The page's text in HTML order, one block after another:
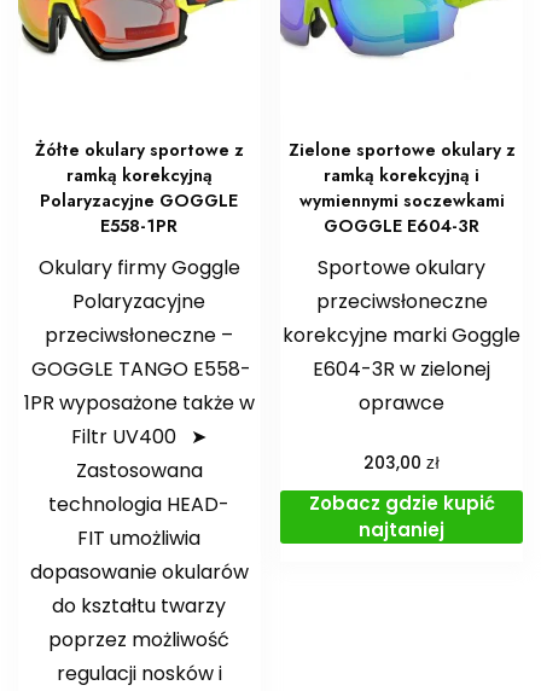
Żółte okulary sportowe z
ramką korekcyjną
Polaryzacyjne GOGGLE
E558-1PR
Okulary firmy Goggle
Polaryzacyjne
przeciwsłoneczne –
GOGGLE TANGO E558-
1PR wyposażone także w
Filtr UV400 ➤
Zastosowana
technologia HEAD-
FIT umożliwia
dopasowanie okularów
do kształtu twarzy
poprzez możliwość
regulacji nosków i
Zielone sportowe okulary z
ramką korekcyjną i
wymiennymi soczewkami
GOGGLE E604-3R
Sportowe okulary
przeciwsłoneczne
korekcyjne marki Goggle
E604-3R w zielonej
oprawce
203,00zł
Zobacz gdzie kupić
najtaniej